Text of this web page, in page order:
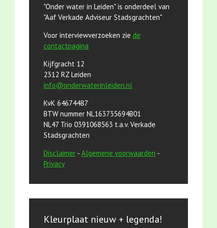
"Onder water in Leiden" is onderdeel van
"Aaf Verkade Adviseur Stadsgrachten"
Voor interviewverzoeken zie de
contactpagina
Kijfgracht 12
2312 RZ Leiden
info@onderwaterinleiden.nl
KvK 64674487
BTW nummer NL163735694B01
NL47 Trio 0391068563 t.a.v. Verkade
Stadsgrachten
Disclaimer - Algemene voorwaarden -
Privacy
Kleurplaat nieuw + legenda!